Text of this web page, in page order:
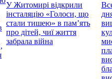
У Житомирі відкрили
інсталяцію «Голоси, що
стали тишею» в пам’ять
про дітей, чиї життя
забрала війна